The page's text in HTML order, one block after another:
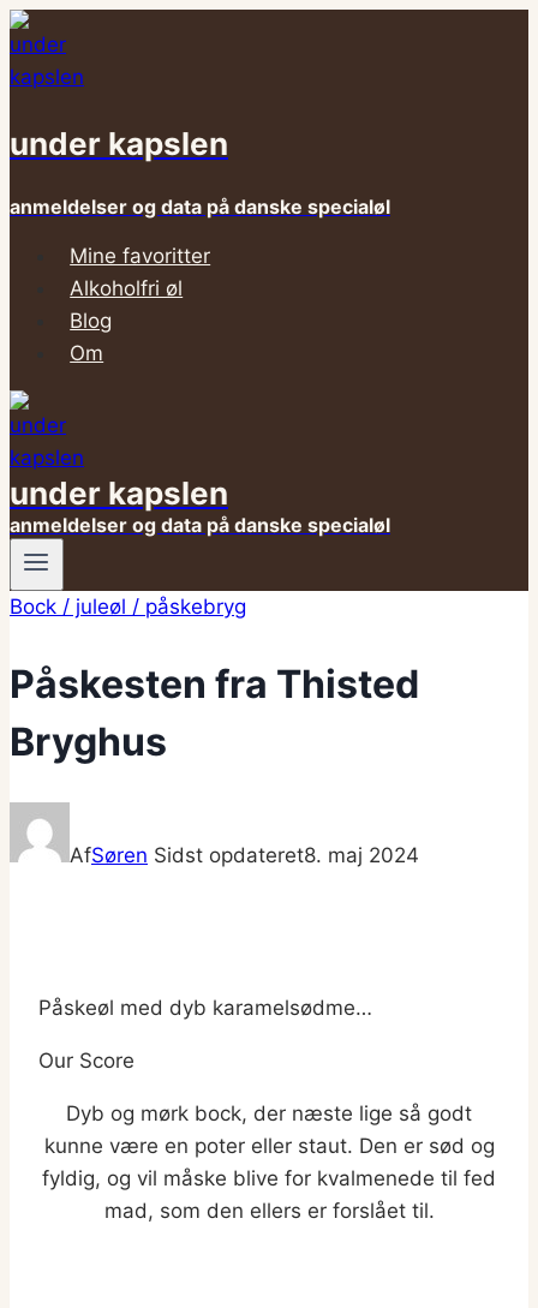
Fortsæt
til
indhold
under kapslen
anmeldelser og data på danske specialøl
Mine favoritter
Alkoholfri øl
Blog
Om
under kapslen
anmeldelser og data på danske specialøl
Bock / juleøl / påskebryg
Påskesten fra Thisted
Bryghus
AfSøren Sidst opdateret8. maj 2024
Påskeøl med dyb karamelsødme…
Our Score
Dyb og mørk bock, der næste lige så godt
kunne være en poter eller staut. Den er sød og
fyldig, og vil måske blive for kvalmenede til fed
mad, som den ellers er forslået til.